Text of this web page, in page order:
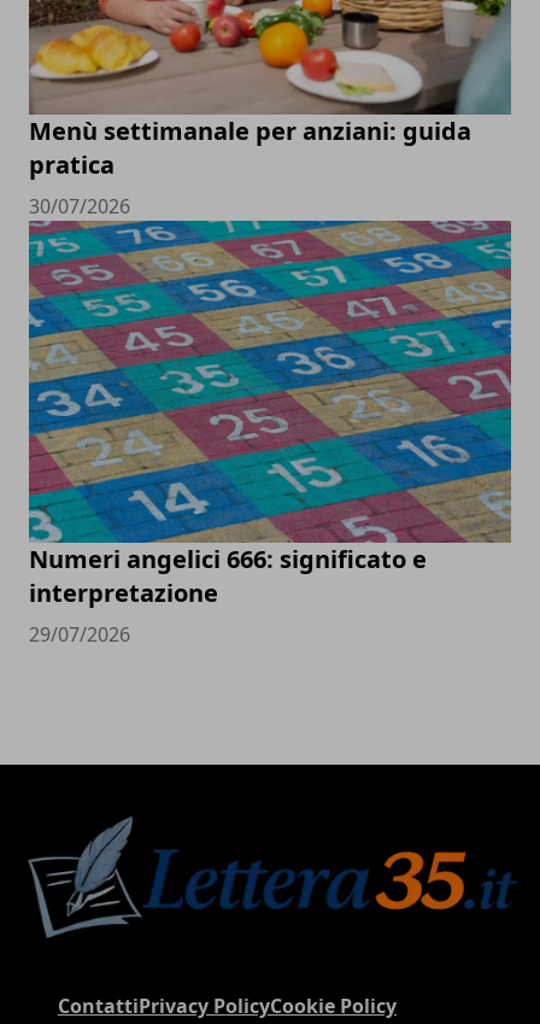
Menù settimanale per anziani: guida
pratica
30/07/2026
Numeri angelici 666: significato e
interpretazione
29/07/2026
ContattiPrivacy PolicyCookie Policy